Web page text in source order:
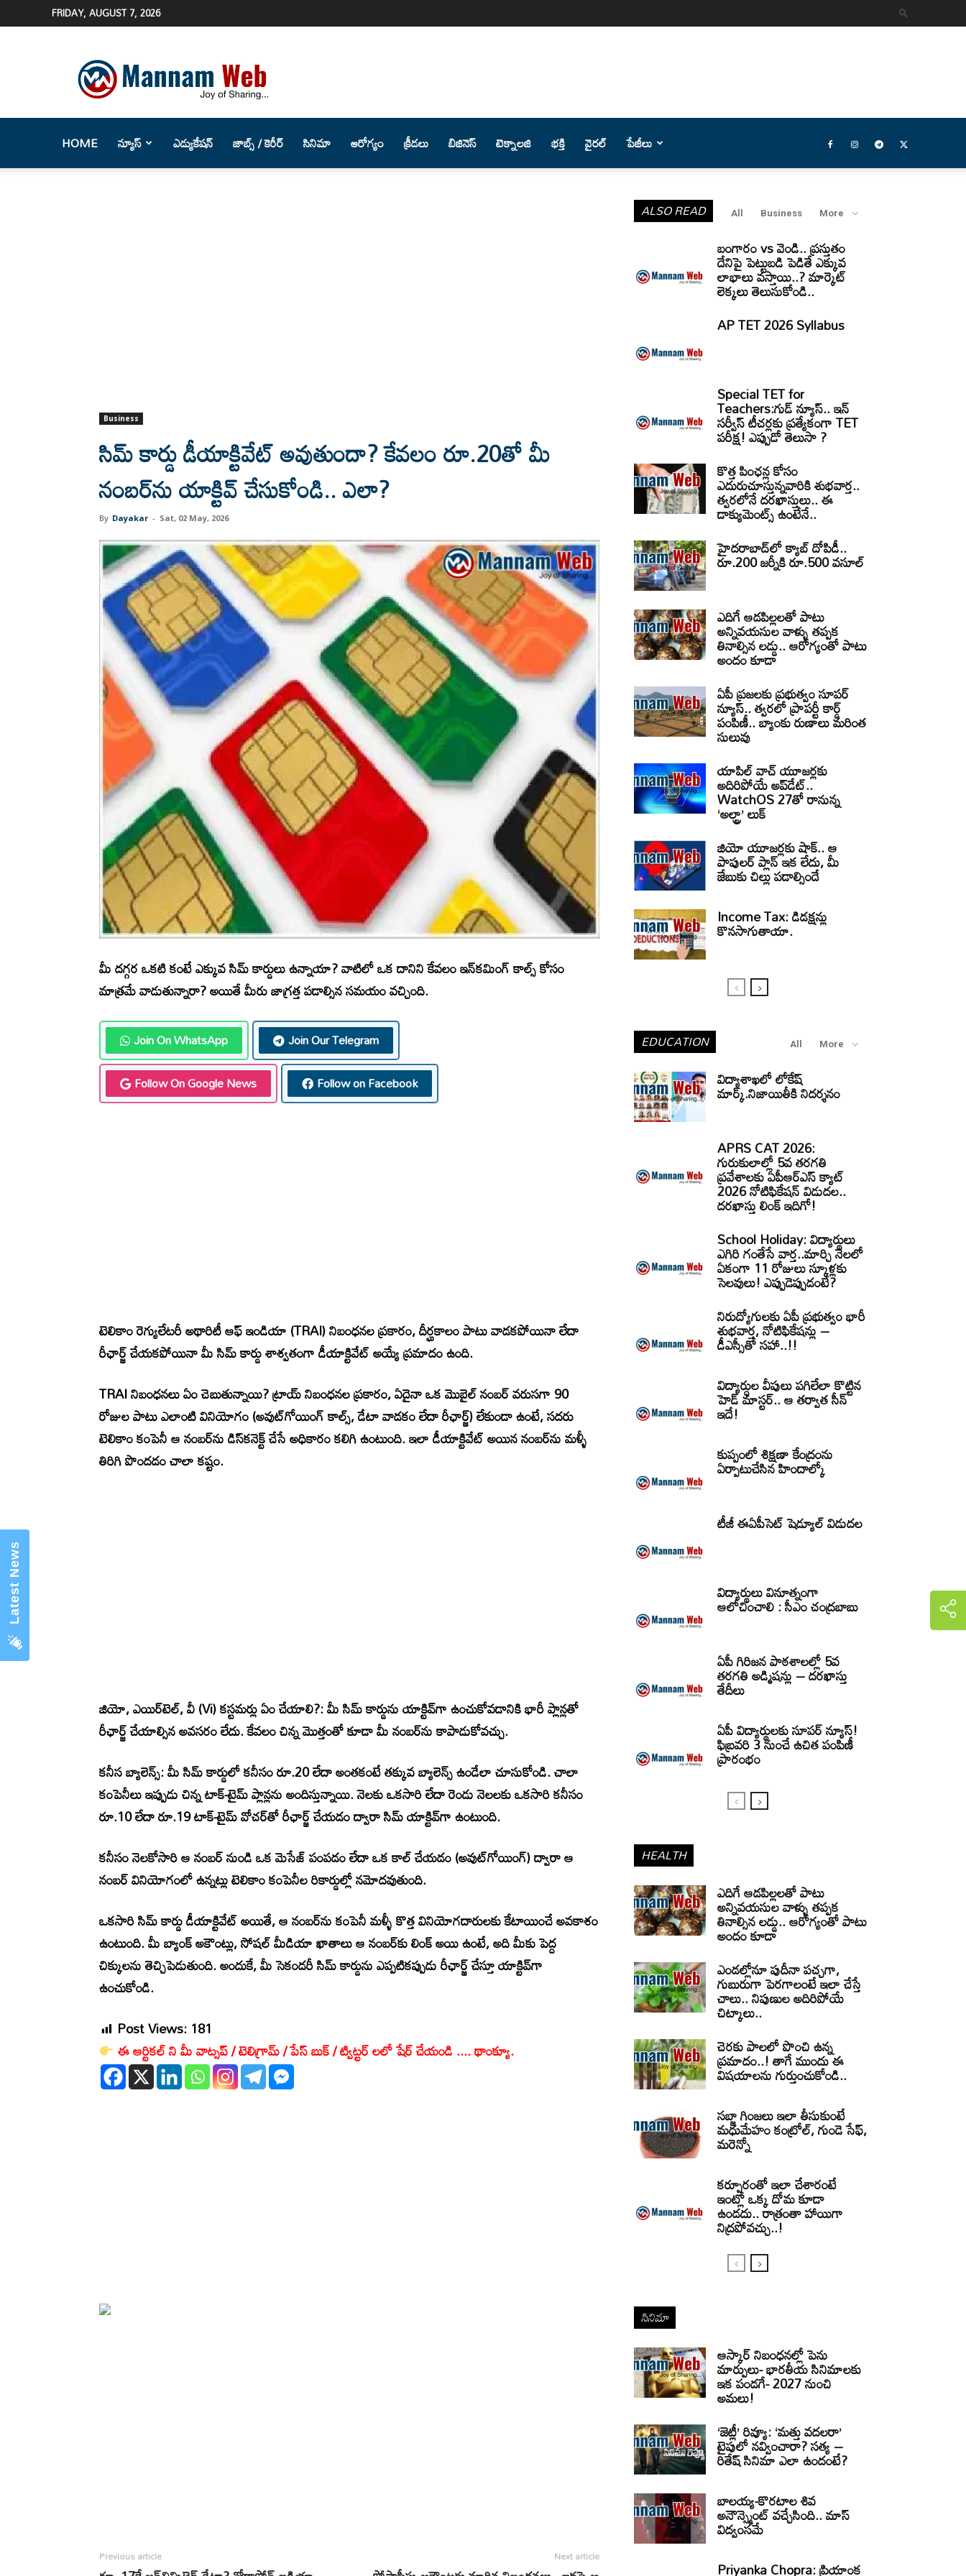
FRIDAY, AUGUST 7, 2026
Web
(మన్నం
News
HOME న్యూస్ ఎడ్యుకేషన్ జాబ్స్ / కెరీర్ సినిమా ఆరోగ్యం క్రీడలు బిజినెస్ టెక్నాలజి భక్తి వైరల్ పేజీలు
Business
సిమ్ కార్డు డీయాక్టివేట్ అవుతుందా? కేవలం రూ.20తో మీ
నంబర్‌ను యాక్టివ్‌ చేసుకోండి.. ఎలా?
By Dayakar - Sat, 02 May, 2026
మీ దగ్గర ఒకటి కంటే ఎక్కువ సిమ్ కార్డులు ఉన్నాయా? వాటిలో ఒక దానిని కేవలం ఇన్‌కమింగ్ కాల్స్ కోసం
మాత్రమే వాడుతున్నారా? అయితే మీరు జాగ్రత్త పడాల్సిన సమయం వచ్చింది.
Join On WhatsApp
Join Our Telegram
Follow On Google News
Follow on Facebook
టెలికాం రెగ్యులేటరీ అథారిటీ ఆఫ్ ఇండియా (TRAI) నిబంధనల ప్రకారం, దీర్ఘకాలం పాటు వాడకపోయినా లేదా
రీఛార్జ్ చేయకపోయినా మీ సిమ్ కార్డు శాశ్వతంగా డీయాక్టివేట్ అయ్యే ప్రమాదం ఉంది.
TRAI నిబంధనలు ఏం చెబుతున్నాయి? ట్రాయ్ నిబంధనల ప్రకారం, ఏదైనా ఒక మొబైల్ నంబర్ వరుసగా 90
రోజుల పాటు ఎలాంటి వినియోగం (అవుట్‌గోయింగ్ కాల్స్, డేటా వాడకం లేదా రీఛార్జ్) లేకుండా ఉంటే, సదరు
టెలికాం కంపెనీ ఆ నంబర్‌ను డిస్‌కనెక్ట్ చేసే అధికారం కలిగి ఉంటుంది. ఇలా డీయాక్టివేట్ అయిన నంబర్‌ను మళ్ళీ
తిరిగి పొందడం చాలా కష్టం.
జియో, ఎయిర్‌టెల్, వీ (Vi) కస్టమర్లు ఏం చేయాలి?: మీ సిమ్ కార్డును యాక్టివ్‌గా ఉంచుకోవడానికి భారీ ప్లాన్లతో
రీఛార్జ్ చేయాల్సిన అవసరం లేదు. కేవలం చిన్న మొత్తంతో కూడా మీ నంబర్‌ను కాపాడుకోవచ్చు.
కనీస బ్యాలెన్స్: మీ సిమ్ కార్డులో కనీసం రూ.20 లేదా అంతకంటే తక్కువ బ్యాలెన్స్ ఉండేలా చూసుకోండి. చాలా
కంపెనీలు ఇప్పుడు చిన్న టాక్-టైమ్ ప్లాన్లను అందిస్తున్నాయి. నెలకు ఒకసారి లేదా రెండు నెలలకు ఒకసారి కనీసం
రూ.10 లేదా రూ.19 టాక్-టైమ్ వోచర్‌తో రీఛార్జ్ చేయడం ద్వారా సిమ్ యాక్టివ్‌గా ఉంటుంది.
కనీసం నెలకోసారి ఆ నంబర్ నుండి ఒక మెసేజ్ పంపడం లేదా ఒక కాల్ చేయడం (అవుట్‌గోయింగ్) ద్వారా ఆ
నంబర్ వినియోగంలో ఉన్నట్లు టెలికాం కంపెనీల రికార్డుల్లో నమోదవుతుంది.
ఒకసారి సిమ్ కార్డు డీయాక్టివేట్ అయితే, ఆ నంబర్‌ను కంపెనీ మళ్ళీ కొత్త వినియోగదారులకు కేటాయించే అవకాశం
ఉంటుంది. మీ బ్యాంక్ అకౌంట్లు, సోషల్ మీడియా ఖాతాలు ఆ నంబర్‌కు లింక్ అయి ఉంటే, అది మీకు పెద్ద
చిక్కులను తెచ్చిపెడుతుంది. అందుకే, మీ సెకండరీ సిమ్ కార్డును ఎప్పటికప్పుడు రీఛార్జ్ చేస్తూ యాక్టివ్‌గా
ఉంచుకోండి.
Post Views:181
ఈ ఆర్టికల్ ని మీ వాట్సప్ / టెలిగ్రామ్ / పేస్ బుక్ / ట్విట్టర్ లలో షేర్ చేయండి .... థాంక్యూ.
Previous article Next article
ALSO READ All Business More
బంగారం vs వెండి.. ప్రస్తుతం
దేనిపై పెట్టుబడి పెడితే ఎక్కువ
లాభాలు వస్తాయి..? మార్కెట్
లెక్కలు తెలుసుకోండి..
AP TET 2026 Syllabus
Special TET for
Teachers:గుడ్ న్యూస్.. ఇన్
సర్వీస్ టీచర్లకు ప్రత్యేకంగా TET
పరీక్ష! ఎప్పుడో తెలుసా ?
కొత్త పింఛన్ల కోసం
ఎదురుచూస్తున్నవారికి శుభవార్త..
త్వరలోనే దరఖాస్తులు.. ఈ
డాక్యుమెంట్స్ ఉంటేనే..
హైదరాబాద్‌లో క్యాబ్‌ దోపిడీ..
రూ.200 జర్నీకి రూ.500 వసూల్
ఎదిగే ఆడపిల్లలతో పాటు
అన్నివయసుల వాళ్ళు తప్పక
తినాల్సిన లడ్డు.. ఆరోగ్యంతో పాటు
అందం కూడా
ఏపీ ప్రజలకు ప్రభుత్వం సూపర్
న్యూస్.. త్వరలో ప్రాపర్టీ కార్డ్
పంపిణీ.. బ్యాంకు రుణాలు మరింత
సులువు
యాపిల్ వాచ్ యూజర్లకు
అదిరిపోయే అప్‌డేట్..
WatchOS 27తో రానున్న
‘అల్ట్రా’ లుక్
జియో యూజర్లకు షాక్.. ఆ
పాపులర్ ప్లాన్ ఇక లేదు, మీ
జేబుకు చిల్లు పడాల్సిందే
Income Tax: డిడక్షన్లు
కొనసాగుతాయా.
EDUCATION All More
విద్యాశాఖలో లోకేష్
మార్క్.నిజాయితీకి నిదర్శనం
APRS CAT 2026:
గురుకులాల్లో 5వ తరగతి
ప్రవేశాలకు ఏపీఆర్‌ఎస్‌ క్యాట్‌
2026 నోటిఫికేషన్‌ విడుదల..
దరఖాస్తు లింక్‌ ఇదిగో!
School Holiday: విద్యార్థులు
ఎగిరి గంతేసే వార్త..మార్చి నెలలో
ఏకంగా 11 రోజులు స్కూళ్లకు
సెలవులు! ఎప్పుడెప్పుడంటే?
నిరుద్యోగులకు ఏపీ ప్రభుత్వం భారీ
శుభవార్త, నోటిఫికేషన్లు –
డీఎస్సీతో సహా..!!
విద్యార్ధుల వీపులు పగిలేలా కొట్టిన
హెడ్ మాస్టర్.. ఆ తర్వాత సీన్‌
ఇదే!
కుప్పంలో శిక్షణా కేంద్రంను
ఏర్పాటుచేసిన హిందాల్కో
టీజీ ఈఏపీసెట్‌ షెడ్యూల్‌ విడుదల
విద్యార్థులు వినూత్నంగా
ఆలోచించాలి : సీఎం చంద్రబాబు
ఏపీ గిరిజన పాఠశాలల్లో 5వ
తరగతి అడ్మిషన్లు – దరఖాస్తు
తేదీలు
ఏపీ విద్యార్థులకు సూపర్ న్యూస్!
ఫిబ్రవరి 3 నుంచే ఉచిత పంపిణీ
ప్రారంభం
HEALTH
ఎదిగే ఆడపిల్లలతో పాటు
అన్నివయసుల వాళ్ళు తప్పక
తినాల్సిన లడ్డు.. ఆరోగ్యంతో పాటు
అందం కూడా
ఎండల్లోనూ పుదీనా పచ్చగా,
గుబురుగా పెరగాలంటే ఇలా చేస్తే
చాలు.. నిపుణుల అదిరిపోయే
చిట్కాలు..
చెరకు పాలలో పొంచి ఉన్న
ప్రమాదం..! తాగే ముందు ఈ
విషయాలను గుర్తుంచుకోండి..
సబ్జా గింజలు ఇలా తీసుకుంటే
మధుమేహం కంట్రోల్, గుండె సేఫ్,
మరెన్నో
కర్పూరంతో ఇలా చేశారంటే
ఇంట్లో ఒక్క దోమ కూడా
ఉండదు.. రాత్రంతా హాయిగా
నిద్రపోవచ్చు..!
సినిమా
ఆస్కార్ నిబంధనల్లో పెను
మార్పులు- భారతీయ సినిమాలకు
ఇక పండగే- 2027 నుంచి
అమలు!
‘జెట్లీ’ రివ్యూ: ‘మత్తు వదలరా’
టైపులో నవ్వించారా? సత్య –
రితేష్ సినిమా ఎలా ఉందంటే?
బాలయ్య-కొరటాల శివ
అనౌన్స్మెంట్ వచ్చేసింది.. మాస్
విద్వంసమే
Priyanka Chopra: ప్రియాంక
Mannam Web (మన్నం వెబ్ )- Telugu